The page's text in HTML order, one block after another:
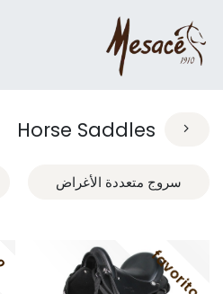
Horse Saddles
سروج متعددة الأغراض
favorito